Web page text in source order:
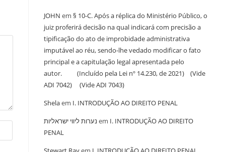
JOHN em § 10-C. Após a réplica do Ministério Público, o
juiz proferirá decisão na qual indicará com precisão a
tipificação do ato de improbidade administrativa
imputável ao réu, sendo-lhe vedado modificar o fato
principal e a capitulação legal apresentada pelo
autor. (Incluído pela Lei nº 14.230, de 2021) (Vide
ADI 7042) (Vide ADI 7043)
Shelaem I. INTRODUÇÃO AO DIREITO PENAL
נערות ליווי ישראליות em I. INTRODUÇÃO AO DIREITO
PENAL